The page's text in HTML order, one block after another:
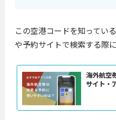
この空港コードを知ってい
や予約サイトで検索する際に
海外航空
サイト・